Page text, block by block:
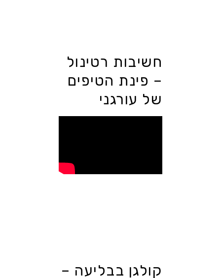
חשיבות רטינול
– פינת הטיפים
של עורגני
קולגן בבליעה –